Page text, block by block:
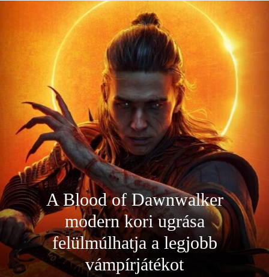
A Blood of Dawnwalker
modern kori ugrása
felülmúlhatja a legjobb
vámpírjátékot